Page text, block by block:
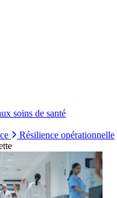
soins de santé
Résilience opérationnelle